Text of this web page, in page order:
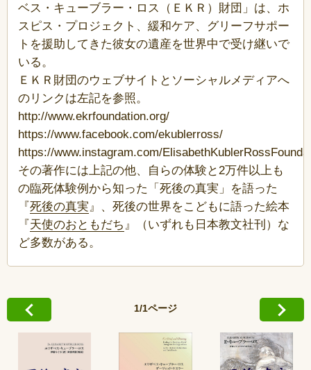
ベス・キューブラー・ロス（ＥＫＲ）財団」は、ホ
スピス・プロジェクト、緩和ケア、グリーフサポー
トを援助してきた彼女の遺産を世界中で受け継いで
いる。
ＥＫＲ財団のウェブサイトとソーシャルメディアへ
のリンクは左記を参照。
http://www.ekrfoundation.org/
https://www.facebook.com/ekublerross/
https://www.instagram.com/
その著作には上記の他、自らの体験と2万件以上も
の臨死体験例から知った「死後の真実」を語った
『死後の真実』、死後の世界をこどもに語った絵本
『天使のおともだち 』（いずれも日本教文社刊）な
ど多数がある。
1/1ページ